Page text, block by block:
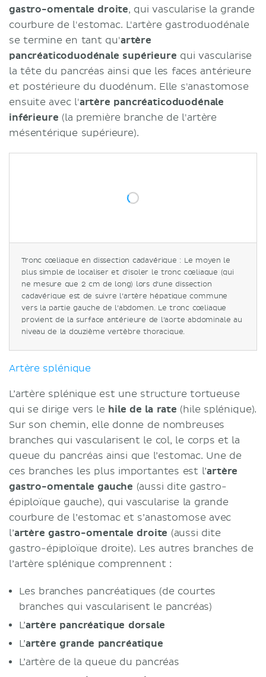
gastro-omentale droite, qui vascularise la grande
courbure de l'estomac. L'artère gastroduodénale
se termine en tant qu'artère
pancréaticoduodénale supérieure qui vascularise
la tête du pancréas ainsi que les faces antérieure
et postérieure du duodénum. Elle s'anastomose
ensuite avec l'artère pancréaticoduodénale
inférieure (la première branche de l'artère
mésentérique supérieure).
Tronc cœliaque en dissection cadavérique : Le moyen le
plus simple de localiser et d’isoler le tronc cœliaque (qui
ne mesure que 2 cm de long) lors d’une dissection
cadavérique est de suivre l’artère hépatique commune
vers la partie gauche de l’abdomen. Le tronc cœliaque
provient de la surface antérieure de l’aorte abdominale au
niveau de la douzième vertèbre thoracique.
Artère splénique
L’artère splénique est une structure tortueuse
qui se dirige vers le hile de la rate (hile splénique).
Sur son chemin, elle donne de nombreuses
branches qui vascularisent le col, le corps et la
queue du pancréas ainsi que l’estomac. Une de
ces branches les plus importantes est l’artère
gastro-omentale gauche (aussi dite gastro-
épiploïque gauche), qui vascularise la grande
courbure de l’estomac et s’anastomose avec
l’artère gastro-omentale droite (aussi dite
gastro-épiploïque droite). Les autres branches de
l’artère splénique comprennent :
Les branches pancréatiques (de courtes
branches qui vascularisent le pancréas)
L’artère pancréatique dorsale
L’artère grande pancréatique
L’artère de la queue du pancréas